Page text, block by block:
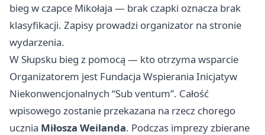
bieg w czapce Mikołaja — brak czapki oznacza brak
klasyfikacji. Zapisy prowadzi organizator na stronie
wydarzenia.
W Słupsku bieg z pomocą — kto otrzyma wsparcie
Organizatorem jest Fundacja Wspierania Inicjatyw
Niekonwencjonalnych “Sub ventum”. Całość
wpisowego zostanie przekazana na rzecz chorego
ucznia Miłosza Weilanda. Podczas imprezy zbierane